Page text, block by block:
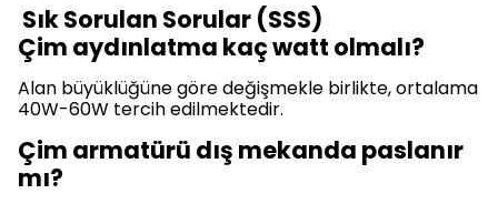
Sık Sorulan Sorular (SSS)
Çim aydınlatma kaç watt olmalı?
Alan büyüklüğüne göre değişmekle birlikte, ortalama
40W-60W tercih edilmektedir.
Çim armatürü dış mekanda paslanır
mı?